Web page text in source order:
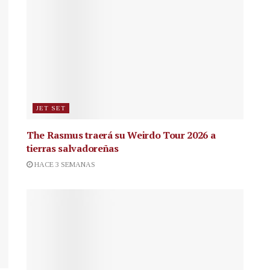
JET SET
The Rasmus traerá su Weirdo Tour 2026 a
tierras salvadoreñas
HACE 3 SEMANAS